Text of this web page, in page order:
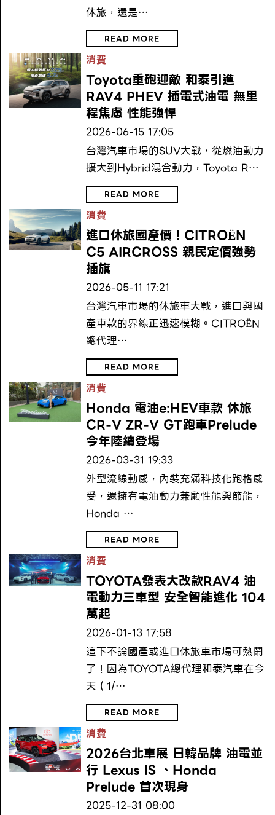
休旅，還是…
READ MORE
消費
Toyota重砲迎敵 和泰引進
RAV4 PHEV 插電式油電 無里
程焦慮 性能強悍
2026-06-15 17:05
台灣汽車市場的SUV大戰，從燃油動力
擴大到Hybrid混合動力，Toyota R…
READ MORE
消費
進口休旅國產價！CITROËN
C5 AIRCROSS 親民定價強勢
插旗
2026-05-11 17:21
台灣汽車市場的休旅車大戰，進口與國
產車款的界線正迅速模糊。CITROËN
總代理…
READ MORE
消費
Honda 電油e:HEV車款 休旅
CR-V ZR-V GT跑車Prelude
今年陸續登場
2026-03-31 19:33
外型流線動感，內裝充滿科技化跑格感
受，還擁有電油動力兼顧性能與節能，
Honda …
READ MORE
消費
TOYOTA發表大改款RAV4 油
電動力三車型 安全智能進化 104
萬起
2026-01-13 17:58
這下不論國產或進口休旅車市場可熱鬧
了！因為TOYOTA總代理和泰汽車在今
天（1/…
READ MORE
消費
2026台北車展 日韓品牌 油電並
行 Lexus IS 、Honda
Prelude 首次現身
2025-12-31 08:00